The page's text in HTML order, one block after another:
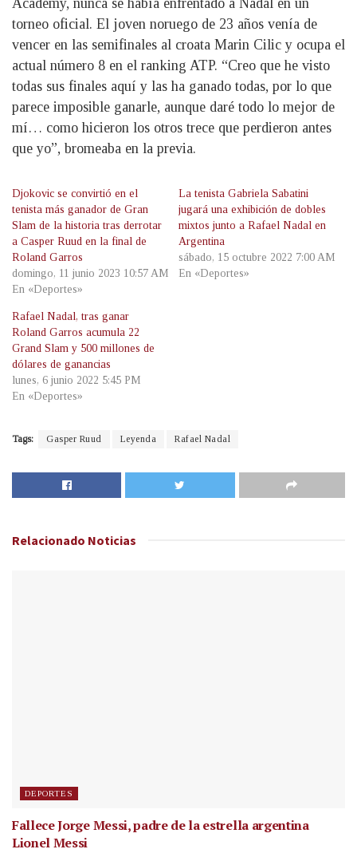
Academy, nunca se había enfrentado a Nadal en un
torneo oficial. El joven noruego de 23 años venía de
vencer en las semifinales al croata Marin Cilic y ocupa el
actual número 8 en el ranking ATP. “Creo que he visto
todas sus finales aquí y las ha ganado todas, por lo que
parece imposible ganarle, aunque daré todo lo mejor de
mí… como hicieron los otros trece que perdieron antes
que yo”, bromeaba en la previa.
Djokovic se convirtió en el
tenista más ganador de Gran
Slam de la historia tras derrotar
a Casper Ruud en la final de
Roland Garros
domingo, 11 junio 2023 10:57 AM
En «Deportes»
La tenista Gabriela Sabatini
jugará una exhibición de dobles
mixtos junto a Rafael Nadal en
Argentina
sábado, 15 octubre 2022 7:00 AM
En «Deportes»
Rafael Nadal, tras ganar
Roland Garros acumula 22
Grand Slam y 500 millones de
dólares de ganancias
lunes, 6 junio 2022 5:45 PM
En «Deportes»
Tags: Gasper Ruud Leyenda Rafael Nadal
Relacionado Noticias
DEPORTES
Fallece Jorge Messi, padre de la estrella argentina
Lionel Messi